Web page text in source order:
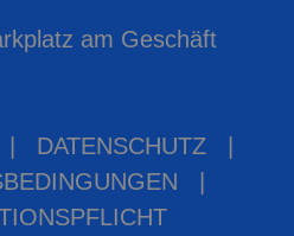
am Geschäft
DATENSCHUTZ